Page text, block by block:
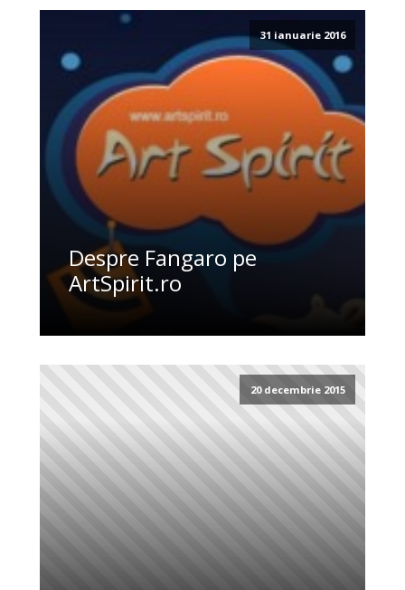
31 ianuarie 2016
Despre Fangaro pe
ArtSpirit.ro
20 decembrie 2015